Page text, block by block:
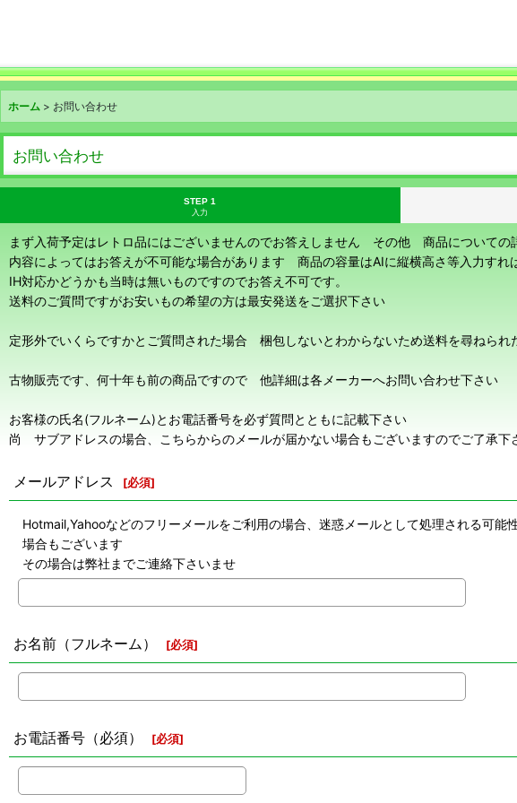
ホーム > お問い合わせ
お問い合わせ
STEP 1
入力
まず入荷予定はレトロ品にはございませんのでお答えしません その他 商品についての
内容によってはお答えが不可能な場合があります 商品の容量はAIに縦横高さ等入力すれ
IH対応かどうかも当時は無いものですのでお答え不可です。
送料のご質問ですがお安いもの希望の方は最安発送をご選択下さい
定形外でいくらですかとご質問された場合 梱包しないとわからないため送料を尋ねられ
古物販売です、何十年も前の商品ですので 他詳細は各メーカーへお問い合わせ下さい
お客様の氏名(フルネーム)とお電話番号を必ず質問とともに記載下さい
尚 サブアドレスの場合、こちらからのメールが届かない場合もございますのでご了承下
メールアドレス [必須]
Hotmail,Yahooなどのフリーメールをご利用の場合、迷惑メールとして処理される可
場合もございます
その場合は弊社までご連絡下さいませ
お名前（フルネーム） [必須]
お電話番号（必須） [必須]